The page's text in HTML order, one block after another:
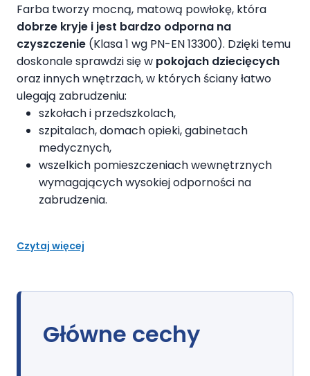
Farba tworzy mocną, matową powłokę, która
dobrze kryje i jest bardzo odporna na
czyszczenie (Klasa 1 wg PN-EN 13300). Dzięki temu
doskonale sprawdzi się w pokojach dziecięcych
oraz innych wnętrzach, w których ściany łatwo
ulegają zabrudzeniu:
szkołach i przedszkolach,
szpitalach, domach opieki, gabinetach
medycznych,
wszelkich pomieszczeniach wewnętrznych
wymagających wysokiej odporności na
zabrudzenia.
Czytaj więcej
Główne cechy